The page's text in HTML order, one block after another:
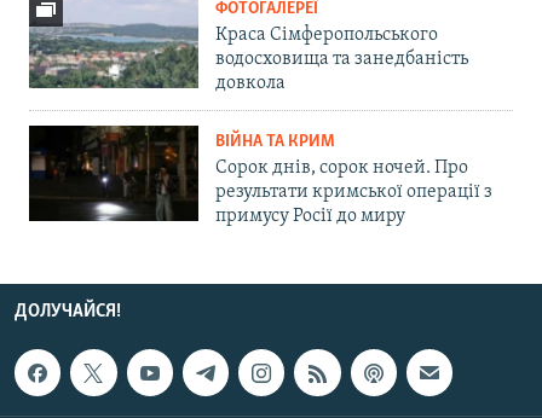
ФОТОГАЛЕРЕЇ
Краса Сімферопольського
водосховища та занедбаність
довкола
ВІЙНА ТА КРИМ
Сорок днів, сорок ночей. Про
результати кримської операції з
примусу Росії до миру
ДОЛУЧАЙСЯ!